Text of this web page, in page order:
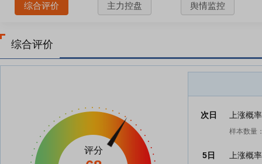
综合评价 主力控盘 舆情监控
综合评价
评分
次日 上涨概
样本数量
5日 上涨概